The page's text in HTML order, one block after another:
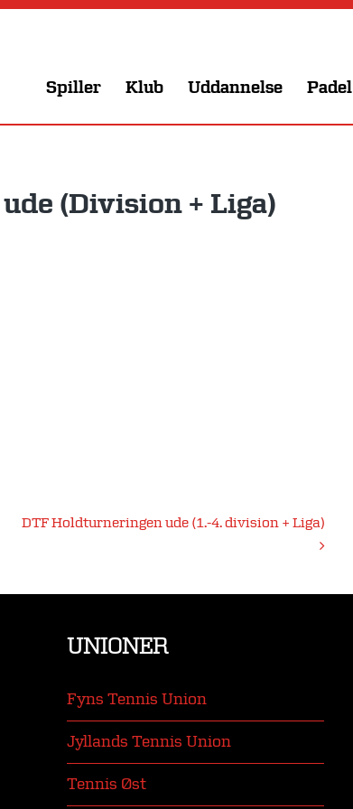
Spiller Klub Uddannelse Padel
(Division + Liga)
DTF Holdturneringen ude (1.-4. division + Liga)
UNIONER
Fyns Tennis Union
Jyllands Tennis Union
Tennis Øst